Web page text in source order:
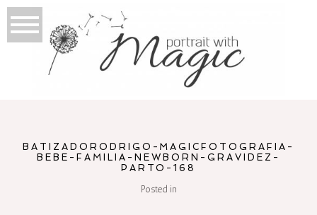
BATIZADORODRIGO-MAGICFOTOGRAFIA-
BEBE-FAMILIA-NEWBORN-GRAVIDEZ-
PARTO-168
Posted in